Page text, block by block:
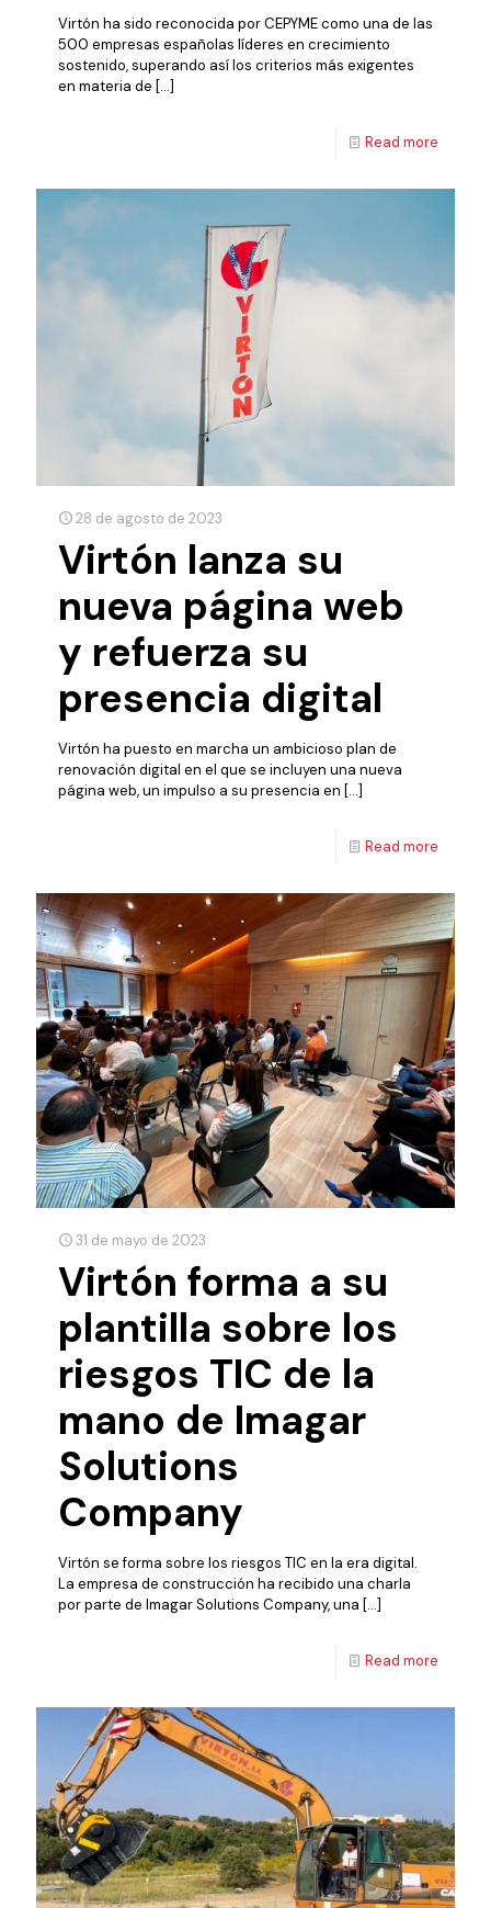
Virtón ha sido reconocida por CEPYME como una de las
500 empresas españolas líderes en crecimiento
sostenido, superando así los criterios más exigentes
en materia de […]
Read more
28 de agosto de 2023
Virtón lanza su
nueva página web
y refuerza su
presencia digital
Virtón ha puesto en marcha un ambicioso plan de
renovación digital en el que se incluyen una nueva
página web, un impulso a su presencia en […]
Read more
31 de mayo de 2023
Virtón forma a su
plantilla sobre los
riesgos TIC de la
mano de Imagar
Solutions
Company
Virtón se forma sobre los riesgos TIC en la era digital.
La empresa de construcción ha recibido una charla
por parte de Imagar Solutions Company, una […]
Read more